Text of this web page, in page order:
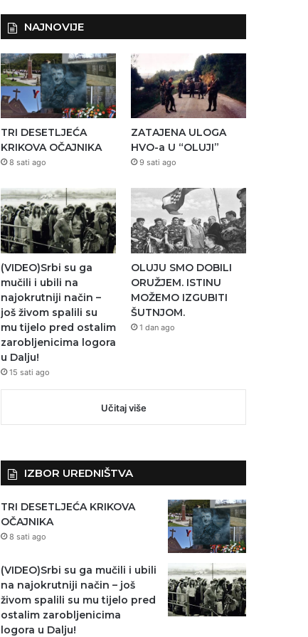
NAJNOVIJE
TRI DESETLJEĆA
KRIKOVA OČAJNIKA
8 sati ago
ZATAJENA ULOGA
HVO-a U “OLUJI”
9 sati ago
(VIDEO)Srbi su ga
mučili i ubili na
najokrutniji način –
još živom spalili su
mu tijelo pred ostalim
zarobljenicima logora
u Dalju!
15 sati ago
OLUJU SMO DOBILI
ORUŽJEM. ISTINU
MOŽEMO IZGUBITI
ŠUTNJOM.
1 dan ago
Učitaj više
IZBOR UREDNIŠTVA
TRI DESETLJEĆA KRIKOVA
OČAJNIKA
8 sati ago
(VIDEO)Srbi su ga mučili i ubili
na najokrutniji način – još
živom spalili su mu tijelo pred
ostalim zarobljenicima
logora u Dalju!